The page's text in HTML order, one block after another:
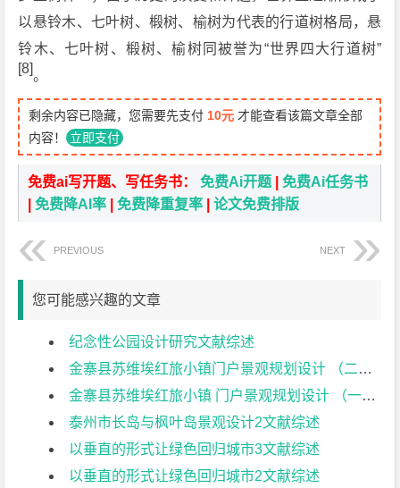
以悬铃木、七叶树、椴树、榆树为代表的行道树格局，悬
铃木、七叶树、椴树、榆树同被誉为“世界四大行道树”
[8]。
剩余内容已隐藏，您需要先支付 10元 才能查看该篇文章全部
内容！ 立即支付
免费ai写开题、写任务书：免费Ai开题 |免费Ai任务书
|免费降AI率 |免费降重复率 |论文免费排版
PREVIOUS NEXT
您可能感兴趣的文章
纪念性公园设计研究文献综述
金寨县苏维埃红旅小镇门户景观规划设计 （二）文献综述
金寨县苏维埃红旅小镇 门户景观规划设计 （一）文献综述
泰州市长岛与枫叶岛景观设计2文献综述
以垂直的形式让绿色回归城市3文献综述
以垂直的形式让绿色回归城市2文献综述